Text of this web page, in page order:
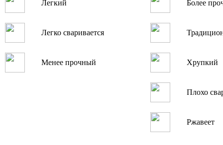
Легкий Более
Легко сваривается
Менее прочный Хрупкий
Плохо
Ржавеет